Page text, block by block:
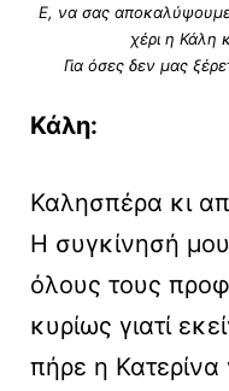
Ε, να σας αποκαλύψουμε
χέρι η Κάλη
Για όσες δεν μας
Κάλη:
Καλησπέρα κι
Η συγκίνησή
όλους τους
κυρίως γιατί
πήρε η Κατερίνα